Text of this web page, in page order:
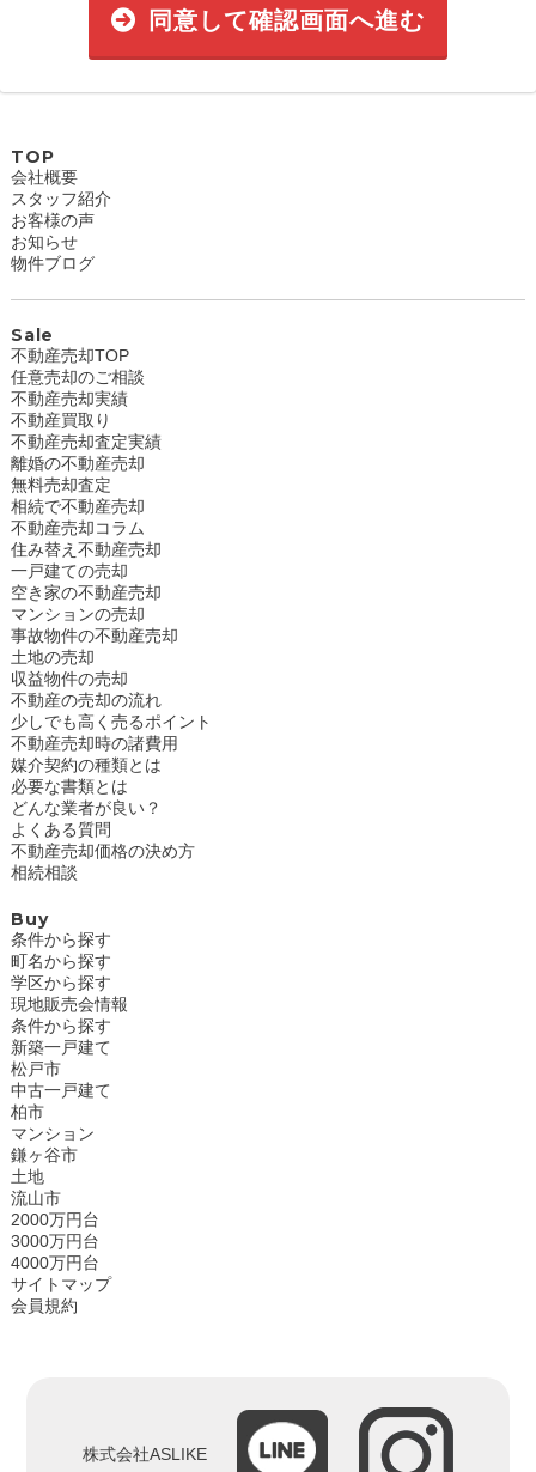
同意して確認画面へ進む
TOP
会社概要
スタッフ紹介
お客様の声
お知らせ
物件ブログ
Sale
不動産売却TOP
任意売却のご相談
不動産売却実績
不動産買取り
不動産売却査定実績
離婚の不動産売却
無料売却査定
相続で不動産売却
不動産売却コラム
住み替え不動産売却
一戸建ての売却
空き家の不動産売却
マンションの売却
事故物件の不動産売却
土地の売却
収益物件の売却
不動産の売却の流れ
少しでも高く売るポイント
不動産売却時の諸費用
媒介契約の種類とは
必要な書類とは
どんな業者が良い？
よくある質問
不動産売却価格の決め方
相続相談
Buy
条件から探す
町名から探す
学区から探す
現地販売会情報
条件から探す
新築一戸建て
松戸市
中古一戸建て
柏市
マンション
鎌ヶ谷市
土地
流山市
2000万円台
3000万円台
4000万円台
サイトマップ
会員規約
株式会社ASLIKE